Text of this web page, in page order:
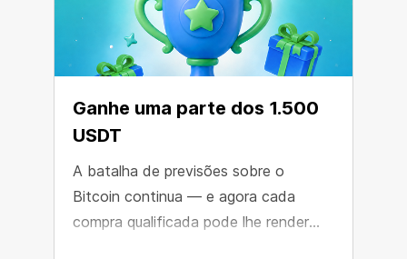
Ganhe uma parte dos 1.500
USDT
A batalha de previsões sobre o
Bitcoin continua — e agora cada
compra qualificada pode lhe render